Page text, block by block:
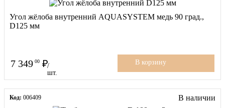
Угол жёлоба внутренний AQUASYSTEM медь 90 град.,
D125 мм
7 349 00
/
шт.
В корзину
Код: 006409 В наличии